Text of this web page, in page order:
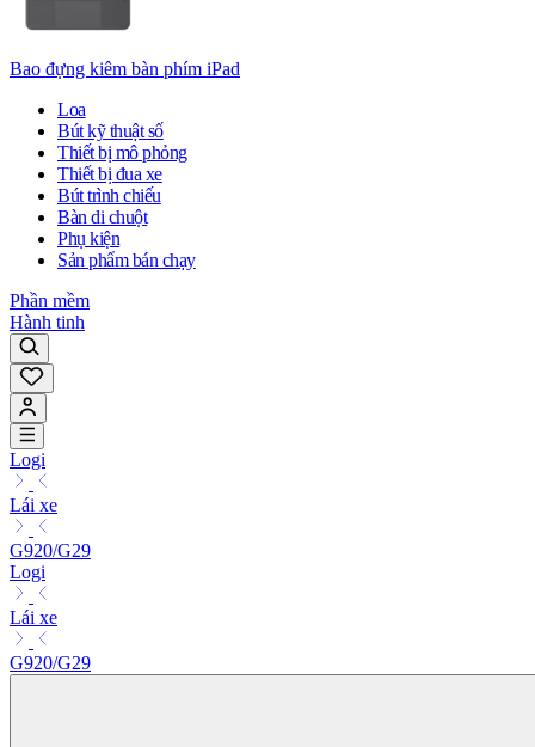
Bao đựng kiêm bàn phím iPad
Loa
Bút kỹ thuật số
Thiết bị mô phỏng
Thiết bị đua xe
Bút trình chiếu
Bàn di chuột
Phụ kiện
Sản phẩm bán chạy
Phần mềm
Hành tinh
Logi
Lái xe
G920/G29
Logi
Lái xe
G920/G29